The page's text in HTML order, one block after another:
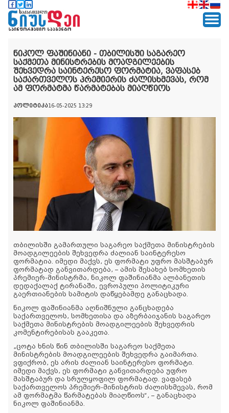
ნიკოლ ფაშინიანი - თბილისში საგარეო
საქმეთა მინისტრების მოადგილეების
შეხვედრა საინტერესო ფორმატია, ვაფასებ
საქართველოს პრემიერის ძალისხმევას, რომ
ამ ფორმატმა წარმატებას მიაღწიოს
პოლიტიკა16-05-2025 13:29
თბილისში გამართული საგარეო საქმეთა მინისტრების
მოადგილეების შეხვედრა ძალიან საინტერესო
ფორმატია. იმედი მაქვს, ეს ფორმატი უფრო მასშტაბურ
ფორმატად განვითარდება, – ამის შესახებ სომხეთის
პრემიერ-მინისტრმა, ნიკოლ ფაშინიანმა ალბანეთის
დედაქალაქ ტირანაში, ევროპული პოლიტიკური
გაერთიანების სამიტის დაწყებამდე განაცხადა.
ნიკოლ ფაშინიანმა აღნიშნული განცხადება
საქართველოს, სომხეთისა და აზერბაიჯანის საგარეო
საქმეთა მინისტრების მოადგილეების შეხვედრის
კომენტირებისას გააკეთა.
„ცოტა ხნის წინ თბილისში საგარეო საქმეთა
მინისტრების მოადგილეების შეხვედრა გაიმართა.
ვფიქრობ, ეს არის ძალიან საინტერესო ფორმატი.
იმედი მაქვს, ეს ფორმატი განვითარდება უფრო
მასშტაბურ და სრულყოფილ ფორმატად. ვაფასებ
საქართველოს პრემიერ-მინისტრის ძალისხმევას, რომ
ამ ფორმატმა წარმატებას მიაღწიოს“, – განაცხადა
ნიკოლ ფაშინიანმა.